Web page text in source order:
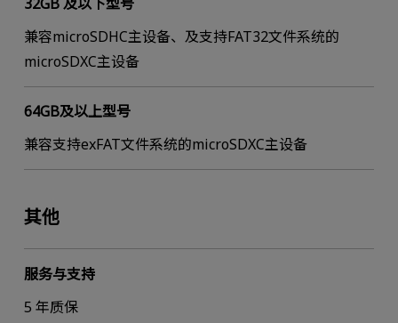
兼容microSDHC主设备、及支持FAT32文件系统的
microSDXC主设备
64GB及以上型号
兼容支持exFAT文件系统的microSDXC主设备
其他
服务与支持
5 年质保